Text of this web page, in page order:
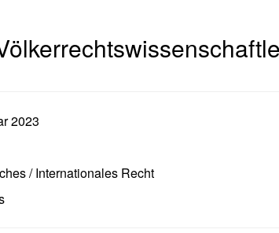
2023
/ Internationales Recht